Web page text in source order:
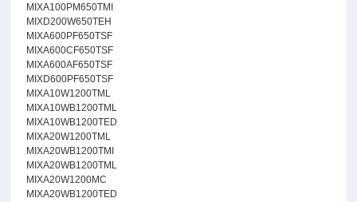
MIXA100PM650TMI
MIXD200W650TEH
MIXA600PF650TSF
MIXA600CF650TSF
MIXA600AF650TSF
MIXD600PF650TSF
MIXA10W1200TML
MIXA10WB1200TML
MIXA10WB1200TED
MIXA20W1200TML
MIXA20WB1200TMI
MIXA20WB1200TML
MIXA20W1200MC
MIXA20WB1200TED